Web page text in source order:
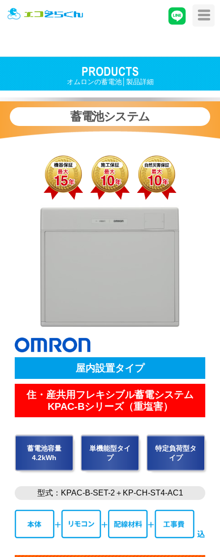
PRODUCTS
オムロンの蓄電池│製品詳細
蓄電池システム
住・産共用フレキシブル蓄電システム
KPAC-Bシリーズ（重塩害）
屋内設置タイプ
蓄電池容量
4.2kWh
単機能型タイ
プ
特定負荷型タ
イプ
型式：KPAC-B-SET-2＋KP-CH-ST4-AC1